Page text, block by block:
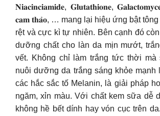
𝐍𝐢𝐚𝐜𝐢𝐧𝐜𝐢𝐚𝐦𝐢𝐝𝐞, 𝐆𝐥𝐮𝐭𝐚𝐭𝐡𝐢𝐨𝐧𝐞,
𝐜𝐚𝐦 𝐭𝐡𝐚̉𝐨, … mang lại hiệu ứng bật tông
rệt và cực kì tự nhiên. Bên cạnh đó
dưỡng chất cho làn da mịn mướt,
vết. Không chỉ làm trắng tức thời mà
nuôi dưỡng da trắng sáng khỏe mạnh
các hắc sắc tố Melanin, là giải pháp
ngăm, xỉn màu. Với chất kem sữa dễ
không hề bết dính hay vón cục trên